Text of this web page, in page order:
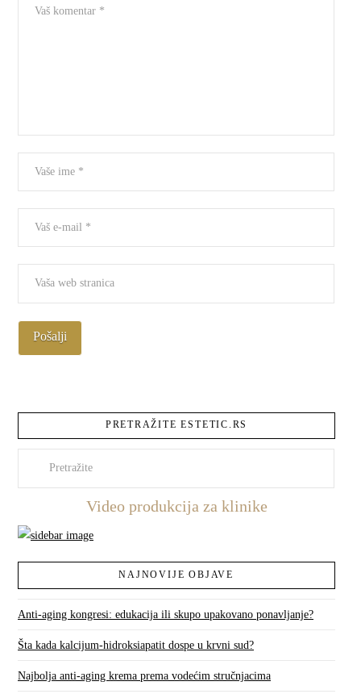
PRETRAŽITE ESTETIC.RS
Video produkcija za klinike
NAJNOVIJE OBJAVE
Anti-aging kongresi: edukacija ili skupo upakovano ponavljanje?
Šta kada kalcijum-hidroksiapatit dospe u krvni sud?
Najbolja anti-aging krema prema vodećim stručnjacima